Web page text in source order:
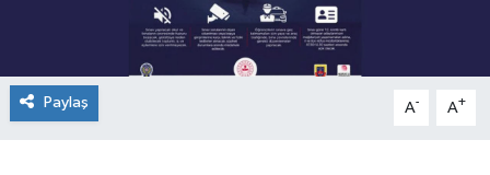
Paylaş A- A+